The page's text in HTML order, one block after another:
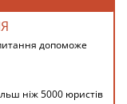
допоможе
ніж 5000 юристів